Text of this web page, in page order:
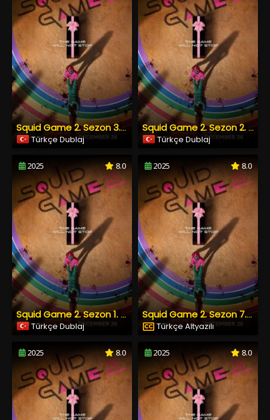
Squid Game 2. Sezon 3. Bölüm Türkçe Dublaj izle
Türkçe Dublaj
Squid Game 2. Sezon 2. Bölüm Türkçe Dublaj izle
Türkçe Dublaj
2025 8.0
Squid Game 2. Sezon 1. Bölüm Türkçe Dublaj izle
Türkçe Dublaj
2025 8.0
Squid Game 2. Sezon 7. Bölüm Türkçe Altyazılı izle
Türkçe Altyazılı
2025 8.0 2025 8.0